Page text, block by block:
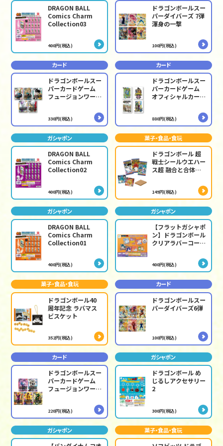
DRAGON BALL
Comics Charm
Collection03
400円(税込)
ドラゴンボールスー
パーダイバーズ 7弾
渾身の一撃
100円(税込)
カード
ドラゴンボールスー
パーカードゲーム
フュージョンワール
02[SB02]
330円(税込)
カード
ドラゴンボールスー
パーカードゲーム
オフィシャルカード
ILLUSTRATIONS-
880円(税込)
ガシャポン
DRAGON BALL
Comics Charm
Collection02
400円(税込)
菓子・食品・食玩
ドラゴンボール 超
戦士シールウエハー
ス超 融合と合体の
149円(税込)
ガシャポン
DRAGON BALL
Comics Charm
Collection01
400円(税込)
ガシャポン
【フラットガシャポ
ン】ドラゴンボール
クリアラバーコース
400円(税込)
菓子・食品・食玩
ドラゴンボール40
周年記念 ラバマス
ビスケット
352円(税込)
カード
ドラゴンボールスー
パーダイバーズ6弾
100円(税込)
カード
ドラゴンボールスー
パーカードゲーム
フュージョンワール
220円(税込)
ガシャポン
ドラゴンボール め
じるしアクセサリー
2
300円(税込)
ガシャポン 菓子・食品・食玩